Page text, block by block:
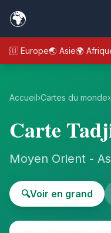
🌍
🇪🇺 Europe🌏 Asie🌍
Accueil›Cartes du monde›
Carte
Moyen Orient -
🔍Voir en grand